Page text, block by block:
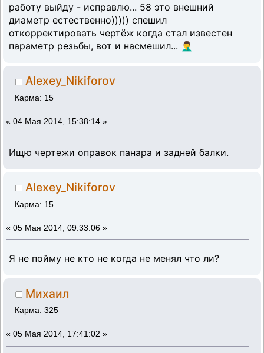
работу выйду - исправлю... 58 это внешний
диаметр естественно))))) спешил
откорректировать чертёж когда стал известен
параметр резьбы, вот и насмешил... 🤦‍♂️
Alexey_Nikiforov
Карма: 15
« 04 Мая 2014, 15:38:14 »
Ищю чертежи оправок панара и задней балки.
Alexey_Nikiforov
Карма: 15
« 05 Мая 2014, 09:33:06 »
Я не пойму не кто не когда не менял что ли?
Михаил
Карма: 325
« 05 Мая 2014, 17:41:02 »